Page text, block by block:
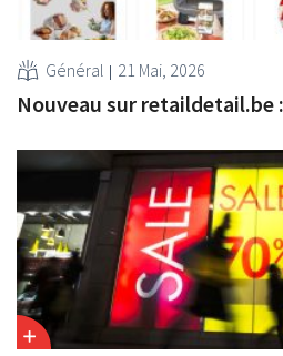
Général 21 Mai, 2026
Nouveau sur retaildetail.be